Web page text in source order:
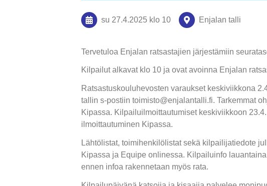
su 27.4.2025 klo 10 Enjalan talli
Tervetuloa Enjalan ratsastajien järjestämiin
Kilpailut alkavat klo 10 ja ovat avoinna Enjalan
Ratsastuskouluhevosten varaukset keskiviikkona
tallin s-postiin toimisto@enjalantalli.fi. Tarkemmat
Kipassa. Kilpailuilmoittautumiset keskiviikkoon
ilmoittautuminen Kipassa.
Lähtölistat, toimihenkilölistat sekä kilpailijatiedote
Kipassa ja Equipe onlinessa. Kilpailuinfo
ennen infoa rakennetaan myös rata.